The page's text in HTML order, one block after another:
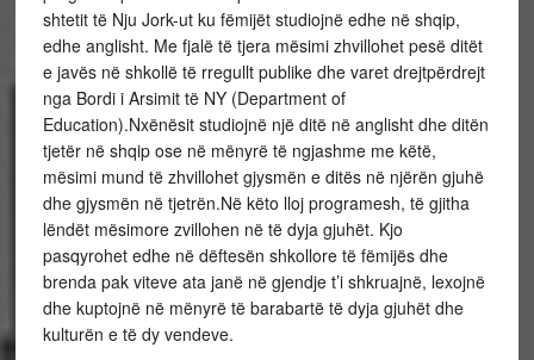
shtetit të Nju Jork-ut ku fëmijët studiojnë edhe në shqip,
edhe anglisht. Me fjalë të tjera mësimi zhvillohet pesë ditët
e javës në shkollë të rregullt publike dhe varet drejtpërdrejt
nga Bordi i Arsimit të NY (Department of
Education).Nxënësit studiojnë një ditë në anglisht dhe ditën
tjetër në shqip ose në mënyrë të ngjashme me këtë,
mësimi mund të zhvillohet gjysmën e ditës në njërën gjuhë
dhe gjysmën në tjetrën.Në këto lloj programesh, të gjitha
lëndët mësimore zvillohen në të dyja gjuhët. Kjo
pasqyrohet edhe në dëftesën shkollore të fëmijës dhe
brenda pak viteve ata janë në gjendje t’i shkruajnë, lexojnë
dhe kuptojnë në mënyrë të barabartë të dyja gjuhët dhe
kulturën e të dy vendeve.